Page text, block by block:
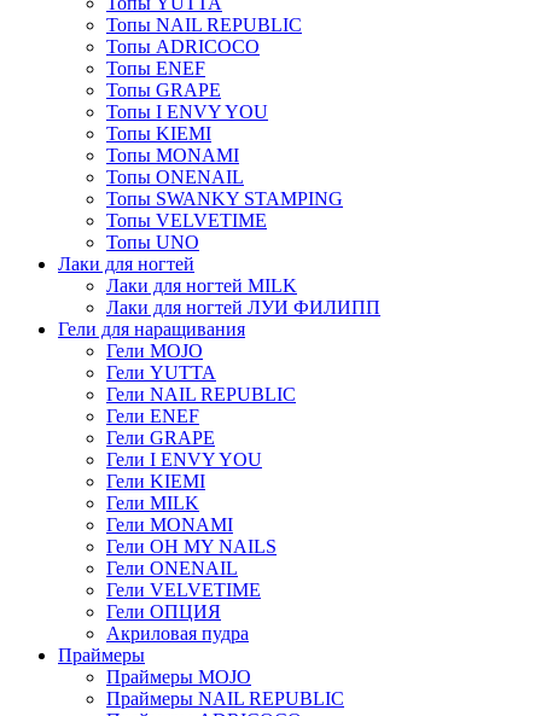
Топы NAIL REPUBLIC
Топы ADRICOCO
Топы ENEF
Топы GRAPE
Топы I ENVY YOU
Топы KIEMI
Топы MONAMI
Топы ONENAIL
Топы SWANKY STAMPING
Топы VELVETIME
Топы UNO
Лаки для ногтей
Лаки для ногтей MILK
Лаки для ногтей ЛУИ ФИЛИПП
Гели для наращивания
Гели MOJO
Гели YUTTA
Гели NAIL REPUBLIC
Гели ENEF
Гели GRAPE
Гели I ENVY YOU
Гели KIEMI
Гели MILK
Гели MONAMI
Гели OH MY NAILS
Гели ONENAIL
Гели VELVETIME
Гели ОПЦИЯ
Акриловая пудра
Праймеры
Праймеры MOJO
Праймеры NAIL REPUBLIC